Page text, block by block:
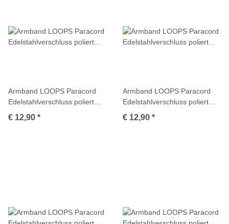
Armband LOOPS Paracord
Edelstahlverschluss poliert
Multicolor
€ 12,90 *
Armband LOOPS Paracord
Edelstahlverschluss poliert
Multicolor
€ 12,90 *